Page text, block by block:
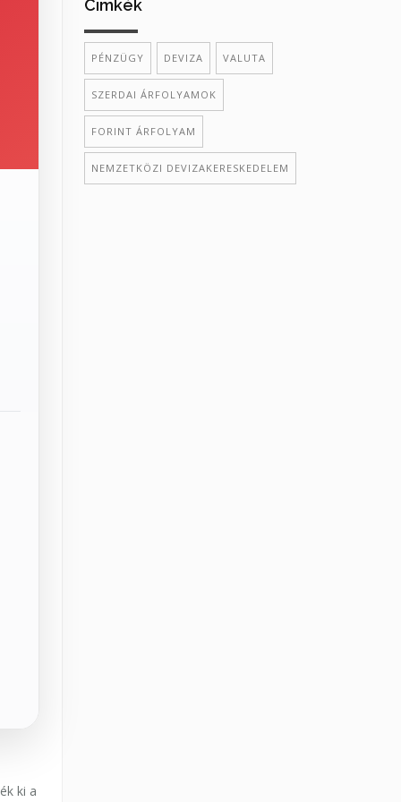
ki a
Cimkék
PÉNZÜGY DEVIZA VALUTA
SZERDAI ÁRFOLYAMOK
FORINT ÁRFOLYAM
NEMZETKÖZI DEVIZAKERESKEDELEM